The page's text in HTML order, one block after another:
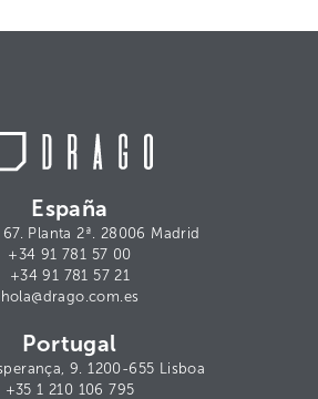
España
Planta 2ª. 28006 Madrid
+34 91 781 57 00
+34 91 781 57 21
hola@drago.com.es
Portugal
9. 1200-655 Lisboa
+35 1 210 106 795